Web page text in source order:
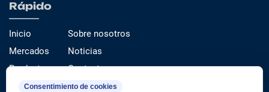
Rápido
Inicio
Mercados
Productos
Servicio
Sobre nosotros
Noticias
Contacto
Consentimiento de cookies